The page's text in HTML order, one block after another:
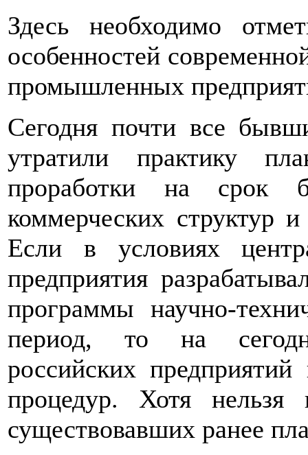
Здесь необходимо
особенностей
промышленных
Сегодня почти все
утратили практику
проработки на срок
коммерческих структур
Если в условиях
предприятия
программы научно-
период, то на
российских
процедур. Хотя нельзя
существовавших ранее